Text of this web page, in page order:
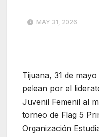
MAY 31, 2026
Tijuana, 31 de
pelean por el
Juvenil Femenil al
torneo de Flag 5
Organización